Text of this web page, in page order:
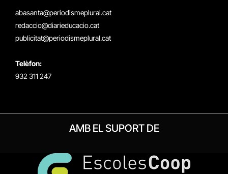
abasanta@periodismeplural.cat
redaccio@diarieducacio.cat
publicitat@periodismeplural.cat
Telèfon:
932 311 247
AMB EL SUPORT DE